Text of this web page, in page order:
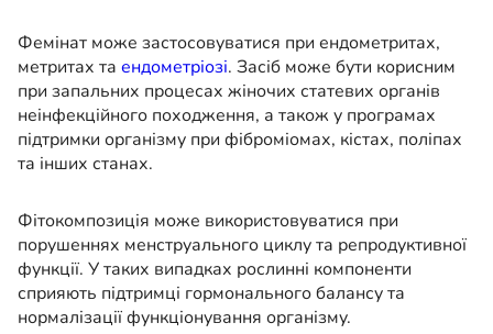
Фемінат може застосовуватися при ендометритах,
метритах та ендометріозі. Засіб може бути корисним
при запальних процесах жіночих статевих органів
неінфекційного походження, а також у програмах
підтримки організму при фіброміомах, кістах, поліпах
та інших станах.
Фітокомпозиція може використовуватися при
порушеннях менструального циклу та репродуктивної
функції. У таких випадках рослинні компоненти
сприяють підтримці гормонального балансу та
нормалізації функціонування організму.